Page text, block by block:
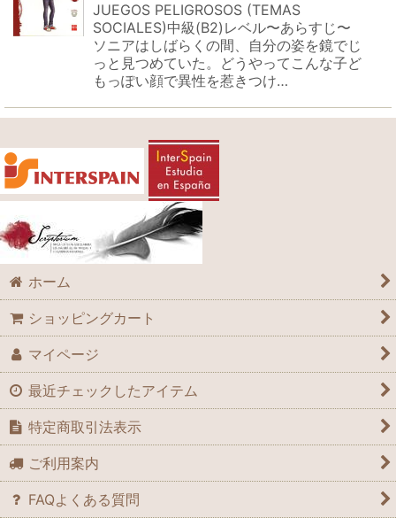
JUEGOS PELIGROSOS (TEMAS
SOCIALES)中級(B2)レベル〜あらすじ〜
ソニアはしばらくの間、自分の姿を鏡でじ
っと見つめていた。どうやってこんな子ど
もっぽい顔で異性を惹きつけ…
ホーム
ショッピングカート
マイページ
最近チェックしたアイテム
特定商取引法表示
ご利用案内
FAQよくある質問